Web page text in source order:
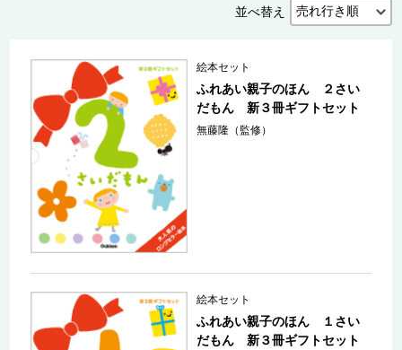
並べ替え
絵本セット
ふれあい親子のほん ２さい
だもん 新３冊ギフトセット
無藤隆（監修）
絵本セット
ふれあい親子のほん １さい
だもん 新３冊ギフトセット